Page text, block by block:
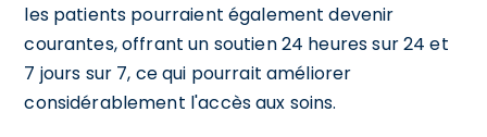
les patients pourraient également devenir
courantes, offrant un soutien 24 heures sur 24 et
7 jours sur 7, ce qui pourrait améliorer
considérablement l'accès aux soins.